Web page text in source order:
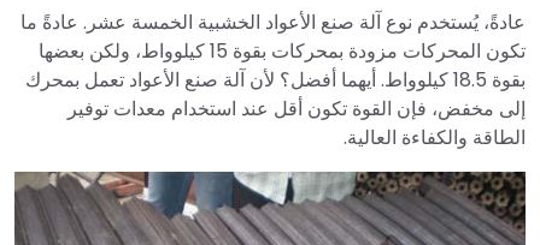
عادةً، يُستخدم نوع آلة صنع الأعواد الخشبية الخمسة عشر. عادةً ما
تكون المحركات مزودة بمحركات بقوة 15 كيلوواط، ولكن بعضها
بقوة 18.5 كيلوواط. أيهما أفضل؟ لأن آلة صنع الأعواد تعمل بمحرك
إلى مخفض، فإن القوة تكون أقل عند استخدام معدات توفير
الطاقة والكفاءة العالية.